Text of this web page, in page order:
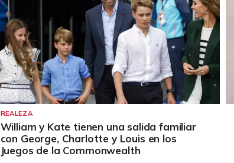
REALEZA
William y Kate tienen una salida familiar
con George, Charlotte y Louis en los
Juegos de la Commonwealth